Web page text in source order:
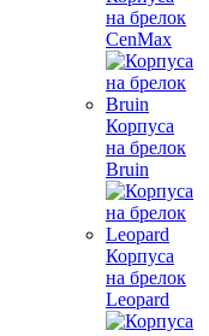
на брелок
CenMax
Корпуса
на брелок
Bruin
Корпуса
на брелок
Leopard